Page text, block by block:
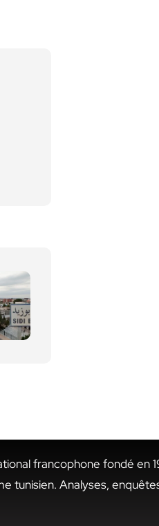
francophone fondé en
tunisien. Analyses,